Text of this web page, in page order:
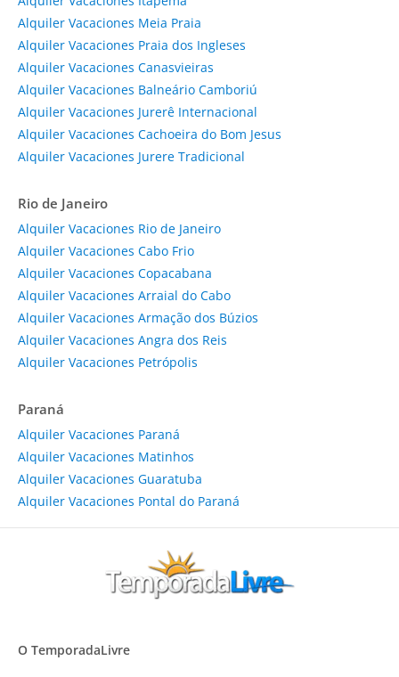
Alquiler Vacaciones Meia Praia
Alquiler Vacaciones Praia dos Ingleses
Alquiler Vacaciones Canasvieiras
Alquiler Vacaciones Balneário Camboriú
Alquiler Vacaciones Jurerê Internacional
Alquiler Vacaciones Cachoeira do Bom Jesus
Alquiler Vacaciones Jurere Tradicional
Rio de Janeiro
Alquiler Vacaciones Rio de Janeiro
Alquiler Vacaciones Cabo Frio
Alquiler Vacaciones Copacabana
Alquiler Vacaciones Arraial do Cabo
Alquiler Vacaciones Armação dos Búzios
Alquiler Vacaciones Angra dos Reis
Alquiler Vacaciones Petrópolis
Paraná
Alquiler Vacaciones Paraná
Alquiler Vacaciones Matinhos
Alquiler Vacaciones Guaratuba
Alquiler Vacaciones Pontal do Paraná
O TemporadaLivre